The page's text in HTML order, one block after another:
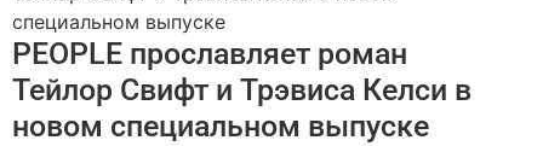
специальном выпуске
PEOPLE прославляет роман
Тейлор Свифт и Трэвиса Келси в
новом специальном выпуске